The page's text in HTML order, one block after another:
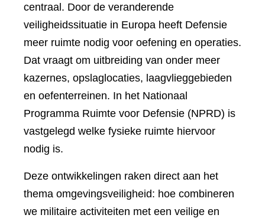
centraal. Door de veranderende
veiligheidssituatie in Europa heeft Defensie
meer ruimte nodig voor oefening en operaties.
Dat vraagt om uitbreiding van onder meer
kazernes, opslaglocaties, laagvlieggebieden
en oefenterreinen. In het Nationaal
Programma Ruimte voor Defensie (NPRD) is
vastgelegd welke fysieke ruimte hiervoor
nodig is.
Deze ontwikkelingen raken direct aan het
thema omgevingsveiligheid: hoe combineren
we militaire activiteiten met een veilige en